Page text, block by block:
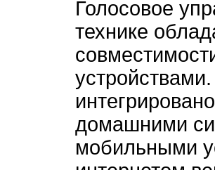
Голосовое
технике
домашними
мобильными